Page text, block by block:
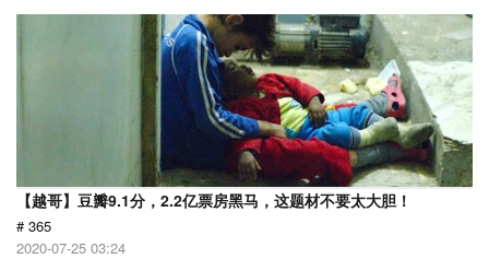
【越哥】豆瓣9.1分，2.2亿票房黑马，这题材不要太大胆！
# 365
2020-07-25 03:24